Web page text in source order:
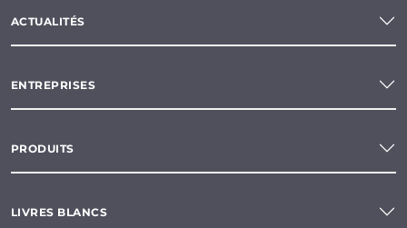
ACTUALITÉS
ENTREPRISES
PRODUITS
LIVRES BLANCS